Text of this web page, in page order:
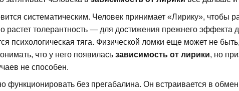
систематическим. Человек принимает «Лирику», чтобы
толерантность — для достижения прежнего эффекта
тяга. Физической ломки еще может не
что у него появилась зависимость от лирики, но
не способен.
функционировать без прегабалина. Он встраивается в